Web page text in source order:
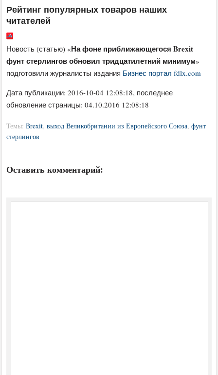
Рейтинг популярных товаров наших
читателей
Новость (статью) «На фоне приближающегося Brexit
фунт стерлингов обновил тридцатилетний минимум»
подготовили журналисты издания Бизнес портал fdlx.com
Дата публикации:2016-10-04 12:08:18, последнее
обновление страницы: 04.10.2016 12:08:18
Темы:Brexit,выход Великобритании из Европейского Союза,фунт
стерлингов
Оставить комментарий: